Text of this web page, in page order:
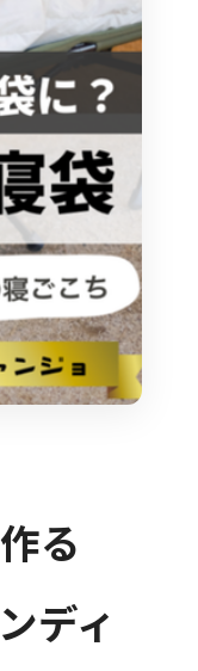
る
ディ